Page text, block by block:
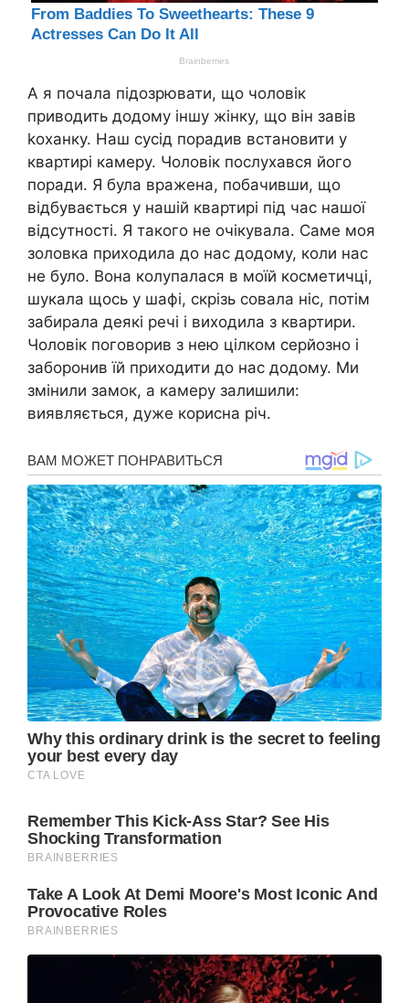
А я почала підозрювати, що чоловік
приводить додому іншу жінку, що він завів
kоханку. Наш сусід порадив встановити у
квартирі камеру. Чоловік послухався його
поради. Я була вражена, побачивши, що
відбувається у нашій квартирі під час нашої
відсутності. Я такого не очікувала. Саме моя
золовка приходила до нас додому, коли нас
не було. Вона колупалася в моїй косметичці,
шукала щось у шафі, скрізь совала ніс, потім
забирала деякі речі і виходила з квартири.
Чоловік поговорив з нею цілком серйозно і
заборонив їй приходити до нас додому. Ми
змінили замок, а камеру залишили:
виявляється, дуже корисна річ.